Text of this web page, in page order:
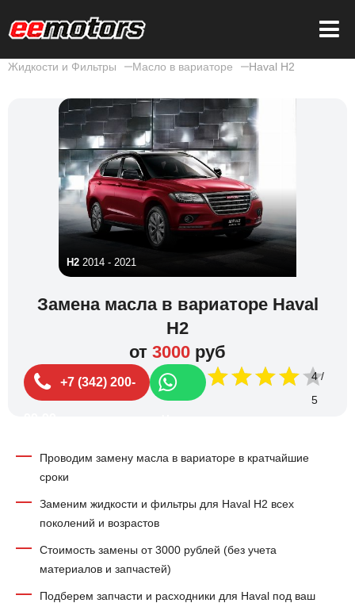
Жидкости и Фильтры Масло в вариаторе Haval H2
H2 2014 - 2021
Замена масла в вариаторе Haval
H2
от 3000 руб
+7 (342) 200- 4
Проводим замену масла в вариаторе в кратчайшие
сроки
Заменим жидкости и фильтры для Haval H2 всех
поколений и возрастов
Стоимость замены от 3000 рублей (без учета
материалов и запчастей)
Подберем запчасти и расходники для Haval под ваш